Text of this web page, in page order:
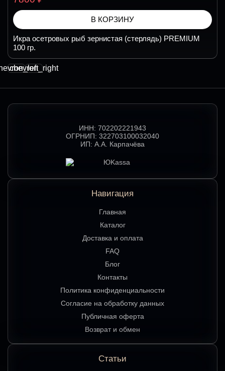
В КОРЗИНУ
Икра осетровых рыб зернистая (стерлядь) PREMIUM
100 гр.
chevron_right
ИНН: 702202221943
ОГРНИП: 322703100032040
ИП: А.А. Карпачёва
Навигация
Главная
Каталог
Доставка и оплата
FAQ
Блог
Контакты
Политика конфиденциальности
Согласие на обработку данных
Публичная оферта
Возврат и обмен
Статьи